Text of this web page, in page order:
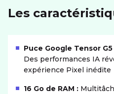
Les
Puce Google Tensor
Des performances IA
expérience Pixel inédite
16 Go de RAM :